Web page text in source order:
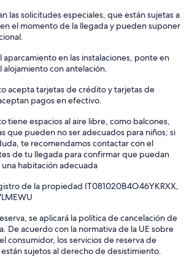
las solicitudes especiales, que están sujetas a
el momento de la llegada y pueden suponer
aparcamiento en las instalaciones, ponte en
alojamiento con antelación.
acepta tarjetas de crédito y tarjetas de
pagos en efectivo.
tiene espacios al aire libre, como balcones,
que pueden no ser adecuados para niños; si
te recomendamos contactar con el
de tu llegada para confirmar que puedan
habitación adecuada
de la propiedad IT081020B4O46YKRXX,
se aplicará la política de cancelación de
De acuerdo con la normativa de la UE sobre
consumidor, los servicios de reserva de
sujetos al derecho de desistimiento.